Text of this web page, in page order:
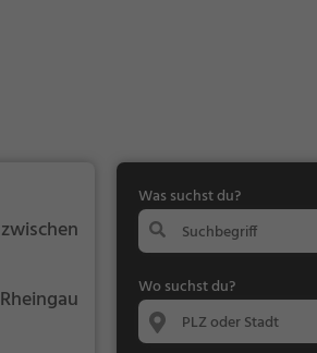
Was suchst du?
Wo suchst du?